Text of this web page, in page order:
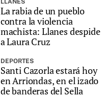
LLANES
La rabia de un pueblo
contra la violencia
machista: Llanes despide
a Laura Cruz
DEPORTES
Santi Cazorla estará hoy
en Arriondas, en el izado
de banderas del Sella